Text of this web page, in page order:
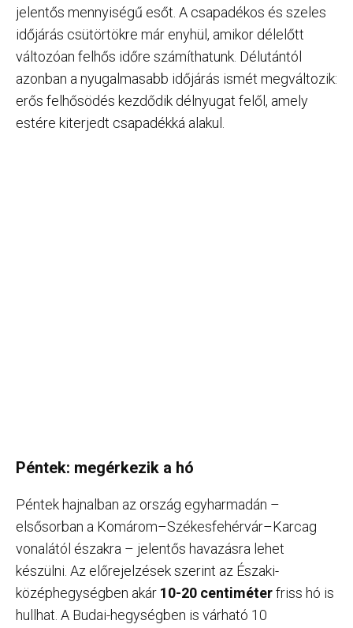
jelentős mennyiségű esőt. A csapadékos és szeles
időjárás csütörtökre már enyhül, amikor délelőtt
változóan felhős időre számíthatunk. Délutántól
azonban a nyugalmasabb időjárás ismét megváltozik:
erős felhősödés kezdődik délnyugat felől, amely
estére kiterjedt csapadékká alakul.
Péntek: megérkezik a hó
Péntek hajnalban az ország egyharmadán –
elsősorban a Komárom–Székesfehérvár–Karcag
vonalától északra – jelentős havazásra lehet
készülni. Az előrejelzések szerint az Északi-
középhegységben akár 10-20 centiméterfriss hó is
hullhat. A Budai-hegységben is várható 10